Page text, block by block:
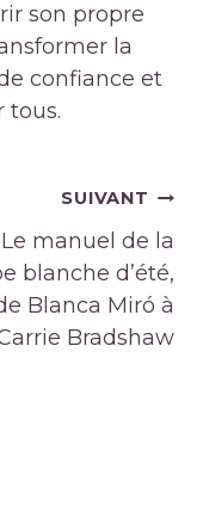
son propre
la
confiance et
tous.
SUIVANT
Le manuel de la
blanche d’été,
Blanca Miró à
Bradshaw